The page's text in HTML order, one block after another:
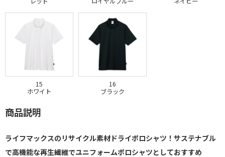
15
ホワイト
16
ブラック
商品説明
ライフマックスのリサイクル素材ドライポロシャツ！サステナブル
で高機能な再生繊維でユニフォームポロシャツとしておすすめ